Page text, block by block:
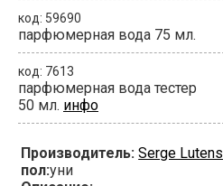
код: 59690
парфюмерная вода 75 мл.
код: 7613
парфюмерная вода тестер
50 мл. инфо
Производитель: Serge Lutens
пол:уни